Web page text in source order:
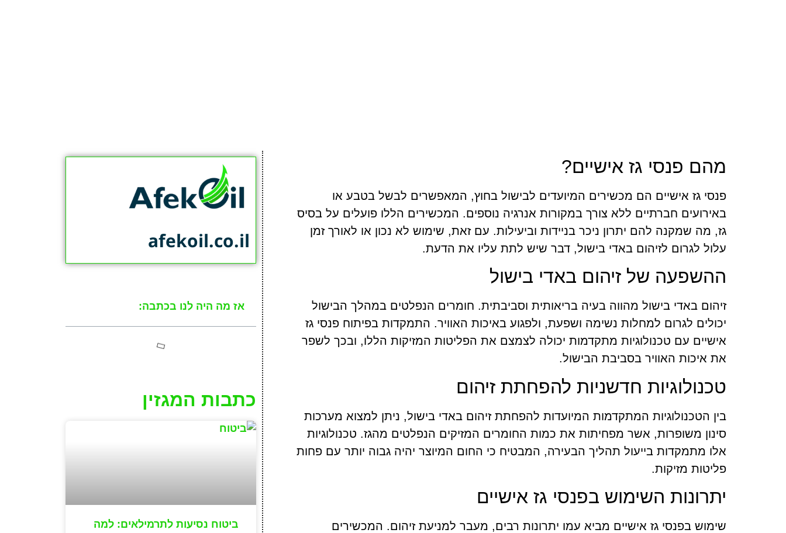
מהם פנסי גז אישיים?
פנסי גז אישיים הם מכשירים המיועדים לבישול בחוץ, המאפשרים לבשל בטבע או
באירועים חברתיים ללא צורך במקורות אנרגיה נוספים. המכשירים הללו פועלים על בסיס
גז, מה שמקנה להם יתרון ניכר בניידות וביעילות. עם זאת, שימוש לא נכון או לאורך זמן
עלול לגרום לזיהום באדי בישול, דבר שיש לתת עליו את הדעת.
ההשפעה של זיהום באדי בישול
זיהום באדי בישול מהווה בעיה בריאותית וסביבתית. חומרים הנפלטים במהלך הבישול
יכולים לגרום למחלות נשימה ושפעת, ולפגוע באיכות האוויר. התמקדות בפיתוח פנסי גז
אישיים עם טכנולוגיות מתקדמות יכולה לצמצם את הפליטות המזיקות הללו, ובכך לשפר
את איכות האוויר בסביבת הבישול.
טכנולוגיות חדשניות להפחתת זיהום
בין הטכנולוגיות המתקדמות המיועדות להפחתת זיהום באדי בישול, ניתן למצוא מערכות
סינון משופרות, אשר מפחיתות את כמות החומרים המזיקים הנפלטים מהגז. טכנולוגיות
אלו מתמקדות בייעול תהליך הבעירה, המבטיח כי החום המיוצר יהיה גבוה יותר עם פחות
פליטות מזיקות.
יתרונות השימוש בפנסי גז אישיים
שימוש בפנסי גז אישיים מביא עמו יתרונות רבים, מעבר למניעת זיהום. המכשירים
afekoil.co.il
אז מה היה לנו בכתבה:
כתבות המגזין
ביטוח נסיעות לתרמילאים: למה